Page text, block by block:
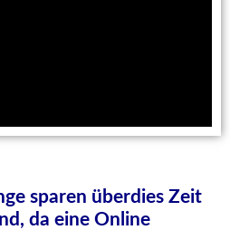
sparen überdies Zeit
da eine Online